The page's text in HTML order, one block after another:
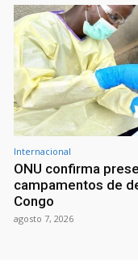
Internacional
ONU confirma
campamentos de
Congo
agosto 7, 2026